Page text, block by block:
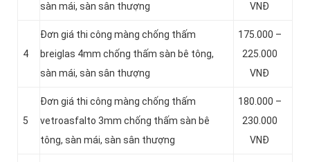
sàn mái, sàn sân thượng
VNĐ
4
Đơn giá thi công màng chống thấm
breiglas 4mm chống thấm sàn bê tông,
sàn mái, sàn sân thượng
175.000 –
225.000
VNĐ
5
Đơn giá thi công màng chống thấm
vetroasfalto 3mm chống thấm sàn bê
tông, sàn mái, sàn sân thượng
180.000 –
230.000
VNĐ